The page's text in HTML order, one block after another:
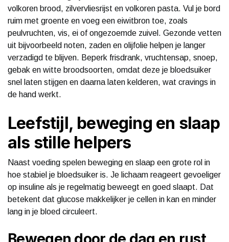
volkoren brood, zilvervliesrijst en volkoren pasta. Vul je bord
ruim met groente en voeg een eiwitbron toe, zoals
peulvruchten, vis, ei of ongezoemde zuivel. Gezonde vetten
uit bijvoorbeeld noten, zaden en olijfolie helpen je langer
verzadigd te blijven. Beperk frisdrank, vruchtensap, snoep,
gebak en witte broodsoorten, omdat deze je bloedsuiker
snel laten stijgen en daarna laten kelderen, wat cravings in
de hand werkt.
Leefstijl, beweging en slaap
als stille helpers
Naast voeding spelen beweging en slaap een grote rol in
hoe stabiel je bloedsuiker is. Je lichaam reageert gevoeliger
op insuline als je regelmatig beweegt en goed slaapt. Dat
betekent dat glucose makkelijker je cellen in kan en minder
lang in je bloed circuleert.